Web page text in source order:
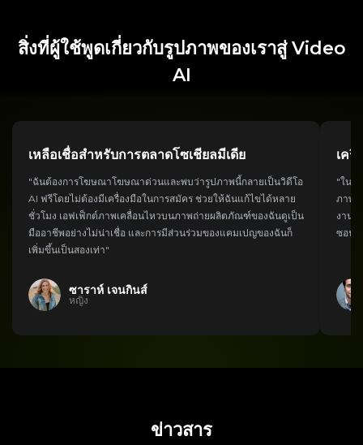
สิ่งที่ผู้ใช้พูดเกี่ยวกับรูปภาพของเราสู่ Video
AI
เหลือเชื่อสำหรับการตลาดโซเชียลมีเดีย
"ฉันต้องการโฆษณาโฆษณาด่วนและพบว่ารูปภาพนี้กลายเป็นวิดีโอ
AI ฟรีโดยไม่ต้องมีเครื่องมือในการสมัคร ช่วยให้ฉันแก้ไขได้หลาย
ชั่วโมง เอฟเฟ็กต์ภาพเคลื่อนไหวบนภาพถ่ายผลิตภัณฑ์ของฉันดูเป็น
มืออาชีพอย่างไม่น่าเชื่อ และการมีส่วนร่วมของแคมเปญของฉันก็
เพิ่มขึ้นเป็นสองเท่า"
ซาราห์ เจนกินส์
หญิง
เค
"ในฐ
ภาพถ่
งานข
ซอฟต์
ข่าวสาร